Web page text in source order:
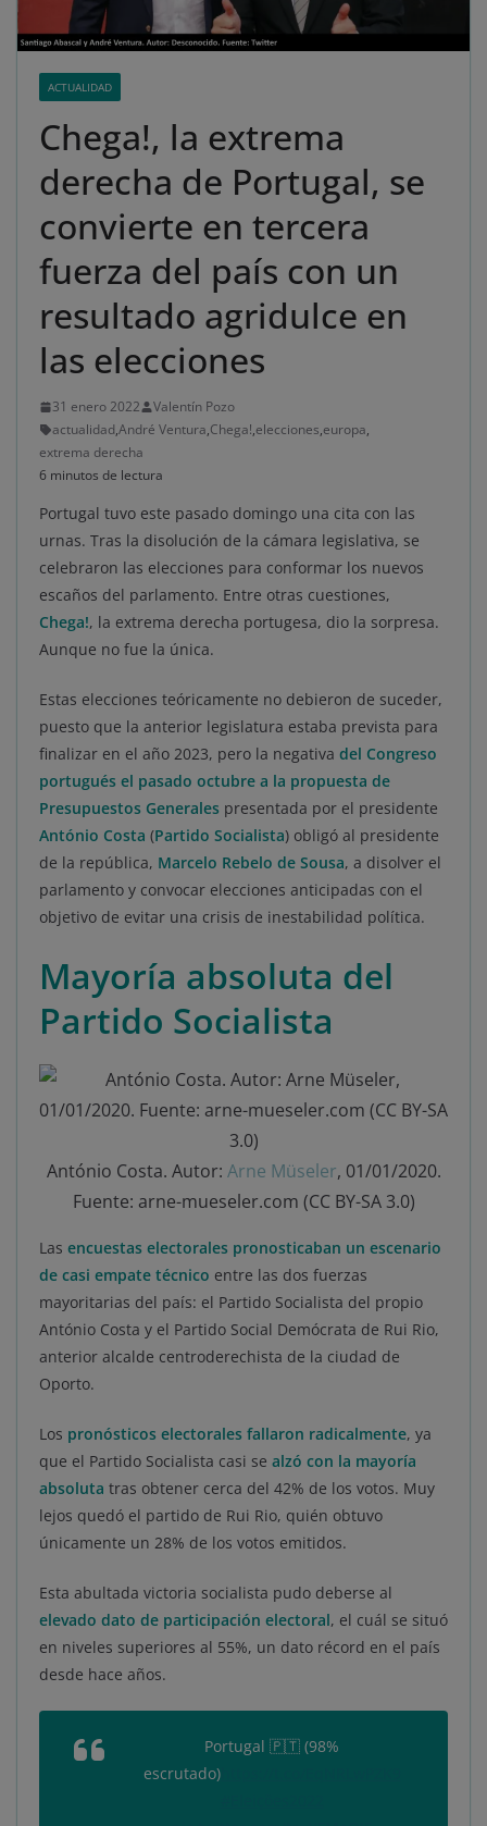
ACTUALIDAD
Chega!, la extrema
derecha de Portugal, se
convierte en tercera
fuerza del país con un
resultado agridulce en
las elecciones
31 enero 2022
Valentín Pozo
actualidad,André Ventura,Chega!,elecciones,europa,
extrema derecha
6 minutos de lectura
Portugal tuvo este pasado domingo una cita con las
urnas. Tras la disolución de la cámara legislativa, se
celebraron las elecciones para conformar los nuevos
escaños del parlamento. Entre otras cuestiones,
Chega!, la extrema derecha portugesa, dio la sorpresa.
Aunque no fue la única.
Estas elecciones teóricamente no debieron de suceder,
puesto que la anterior legislatura estaba prevista para
finalizar en el año 2023, pero la negativa del Congreso
portugués el pasado octubre a la propuesta de
Presupuestos Generales presentada por el presidente
António Costa (Partido Socialista) obligó al presidente
de la república, Marcelo Rebelo de Sousa, a disolver el
parlamento y convocar elecciones anticipadas con el
objetivo de evitar una crisis de inestabilidad política.
Mayoría absoluta del
Partido Socialista
António Costa. Autor: Arne Müseler, 01/01/2020.
Fuente: arne-mueseler.com (CC BY-SA 3.0)
Las encuestas electorales pronosticaban un escenario
de casi empate técnico entre las dos fuerzas
mayoritarias del país: el Partido Socialista del propio
António Costa y el Partido Social Demócrata de Rui Rio,
anterior alcalde centroderechista de la ciudad de
Oporto.
Los pronósticos electorales fallaron radicalmente, ya
que el Partido Socialista casi se alzó con la mayoría
absoluta tras obtener cerca del 42% de los votos. Muy
lejos quedó el partido de Rui Rio, quién obtuvo
únicamente un 28% de los votos emitidos.
Esta abultada victoria socialista pudo deberse al
elevado dato de participación electoral, el cuál se situó
en niveles superiores al 55%, un dato récord en el país
desde hace años.
Portugal 🇵🇹 (98%
escrutado)https://t.co/EqNRLwPZK9